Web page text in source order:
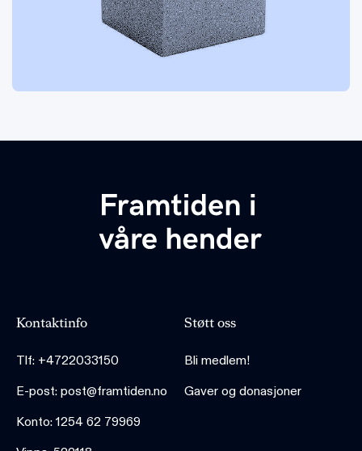
Kontaktinfo
Tlf: +4722033150
E-post: post@framtiden.no
Konto: 1254 62 79969
Støtt oss
Bli medlem!
Gaver og donasjoner